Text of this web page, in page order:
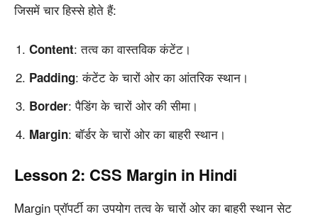
जिसमें चार हिस्से होते हैं:
Content: तत्व का वास्तविक कंटेंट।
Padding: कंटेंट के चारों ओर का आंतरिक स्थान।
Border: पैडिंग के चारों ओर की सीमा।
Margin: बॉर्डर के चारों ओर का बाहरी स्थान।
Lesson 2: CSS Margin in Hindi
Margin प्रॉपर्टी का उपयोग तत्व के चारों ओर का बाहरी स्थान सेट